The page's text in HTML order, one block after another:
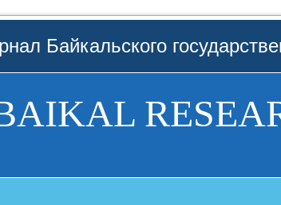
Байкальского